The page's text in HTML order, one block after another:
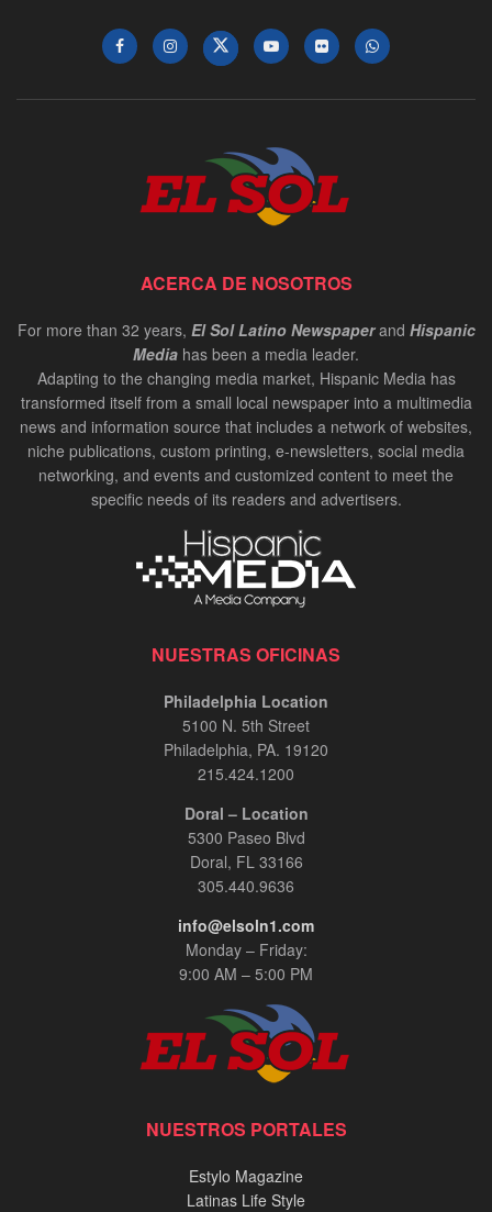
ACERCA DE NOSOTROS
For more than 32 years, El Sol Latino Newspaperand Hispanic
Media has been a media leader.
Adapting to the changing media market, Hispanic Media has
transformed itself from a small local newspaper into a multimedia
news and information source that includes a network of websites,
niche publications, custom printing, e-newsletters, social media
networking, and events and customized content to meet the
specific needs of its readers and advertisers.
NUESTRAS OFICINAS
Philadelphia Location
5100 N. 5th Street
Philadelphia, PA. 19120
215.424.1200
Doral – Location
5300 Paseo Blvd
Doral, FL 33166
305.440.9636
info@elsoln1.com
Monday – Friday:
9:00 AM – 5:00 PM
NUESTROS PORTALES
Estylo Magazine
Latinas Life Style